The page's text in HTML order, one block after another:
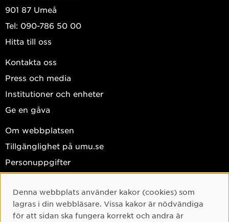
901 87 Umeå
Tel: 090-786 50 00
Hitta till oss
Kontakta oss
Press och media
Institutioner och enheter
Ge en gåva
Om webbplatsen
Tillgänglighet på umu.se
Personuppgifter
Facebook
Instagram
Cookie-samtycke
Denna webbplats använder kakor (cookies) som
lagras i din webbläsare. Vissa kakor är nödvändiga
för att sidan ska fungera korrekt och andra är